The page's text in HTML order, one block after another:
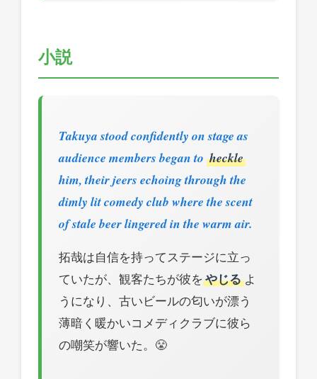
小説
Takuya stood confidently on stage as
audience members began to heckle
him, their jeers echoing through the
dimly lit comedy club where the scent
of stale beer lingered in the warm air.
拓哉は自信を持ってステージに立っ
ていたが、観客たちが彼を やじるよ
うになり、古いビールの匂いが漂う
薄暗く暖かいコメディクラブに彼ら
の嘲笑が響いた。😤